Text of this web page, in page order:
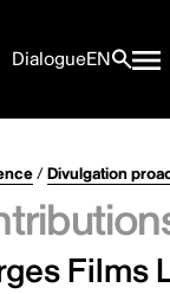
DialogueEN
/Divulgation
Films